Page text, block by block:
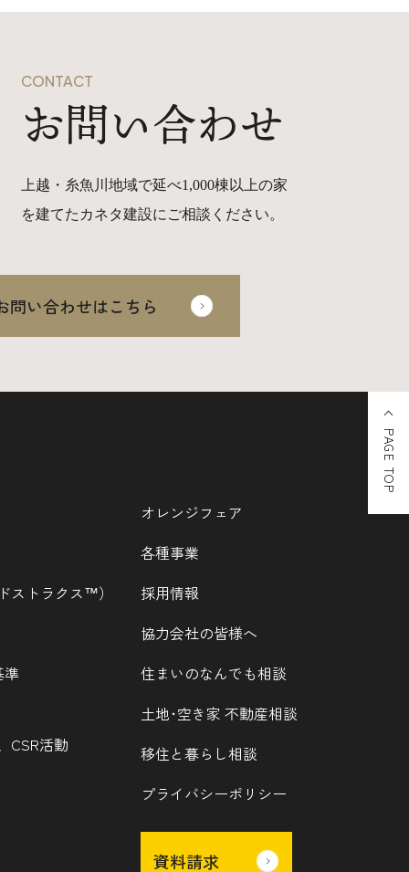
CONTACT
お問い合わせ
上越・糸魚川地域で延べ1,000棟以上の家
を建てたカネタ建設にご相談ください。
問い合わせはこちら
ストラクス™）
準
CSR活動
オレンジフェア
各種事業
採用情報
協力会社の皆様へ
住まいのなんでも相談
土地･空き家 不動産相談
移住と暮らし相談
プライバシーポリシー
資料請求
PAGE TOP